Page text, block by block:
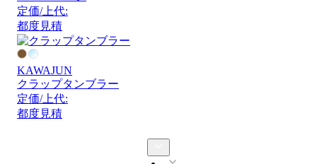
定価/上代:
都度見積
KAWAJUN
クラップタンブラー
定価/上代:
都度見積